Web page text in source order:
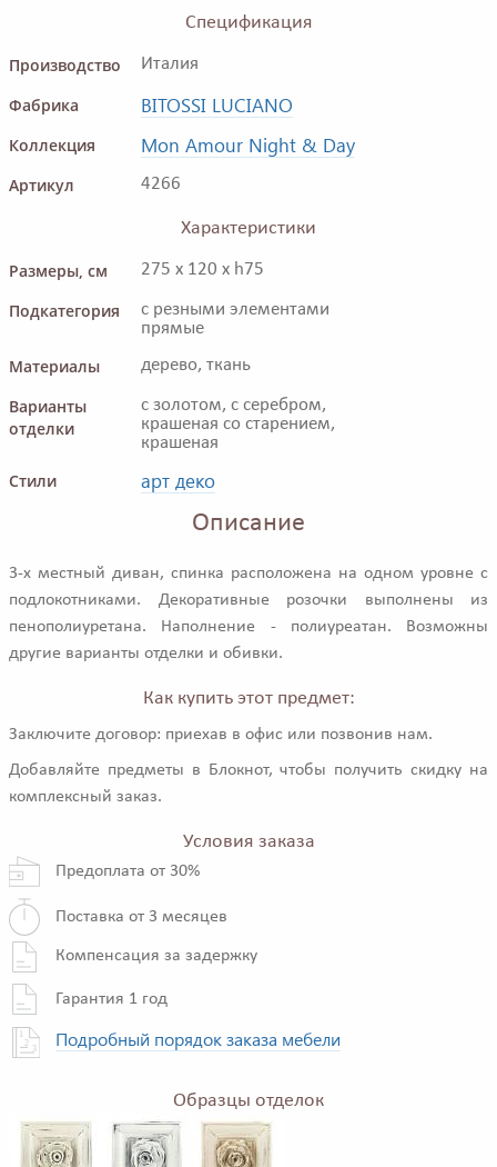
Спецификация
Производство
Италия
Фабрика BITOSSI LUCIANO
Коллекция Mon Amour Night & Day
Артикул 4266
Характеристики
Размеры, см
275 x 120 x h75
Подкатегория
с резными элементами
прямые
Материалы дерево, ткань
Варианты
отделки
с золотом, с серебром,
крашеная со старением,
крашеная
Стили арт деко
Описание
3-х местный диван, спинка расположена на одном уровне с
подлокотниками. Декоративные розочки выполнены из
пенополиуретана. Наполнение - полиуреатан. Возможны
другие варианты отделки и обивки.
Как купить этот предмет:
Заключите договор: приехав в офис или позвонив нам.
Добавляйте предметы в Блокнот, чтобы получить скидку на
комплексный заказ.
Условия заказа
Предоплата от 30%
Поставка от 3 месяцев
Компенсация за задержку
Гарантия 1 год
Подробный порядок заказа мебели
Образцы отделок